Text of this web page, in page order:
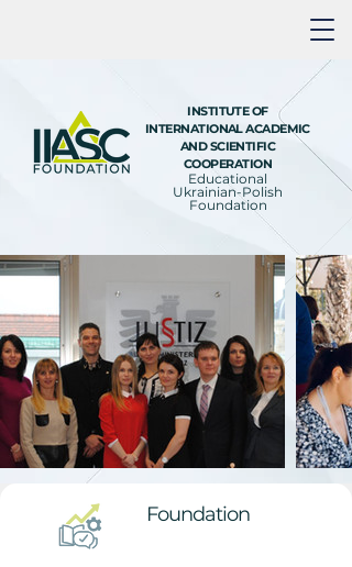
INSTITUTE OF
INTERNATIONAL ACADEMIC
AND SCIENTIFIC
COOPERATION
Educational
Ukrainian-Polish
Foundation
Foundation